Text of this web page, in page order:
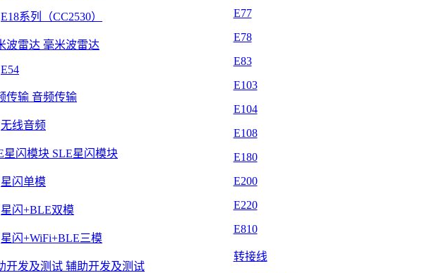
E18系列（CC2530）
毫米波雷达
E54
音频传输
无线音频
SLE星闪模块
星闪单模
星闪+BLE双模
星闪+WiFi+BLE三模
辅助开发及测试
E77
E78
E83
E103
E104
E108
E180
E200
E220
E810
转接线